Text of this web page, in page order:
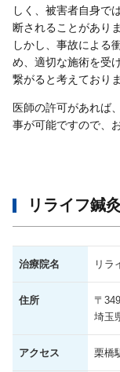
しく、被害者自身で
断されることがありま
しかし、事故による
め、適切な施術を受
繋がると考えておりま
医師の許可があれば
事が可能ですので、
リライフ鍼
治療院名 リラ
住所
〒
埼玉
アクセス 栗橋